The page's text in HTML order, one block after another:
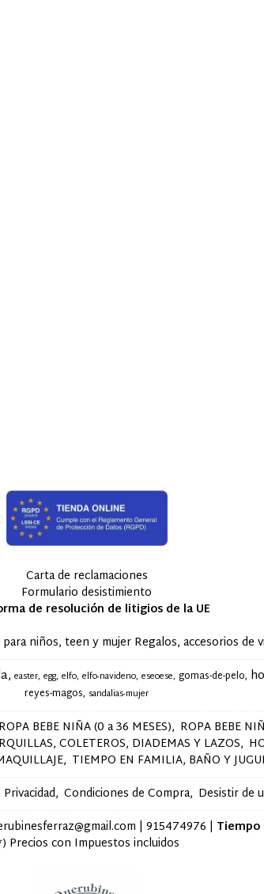
Carta de reclamaciones
Formulario desistimiento
de resolución de litigios de la UE
niños, teen y mujer Regalos, accesorios
easter egg elfo elfo-navideno eseoese gomas-de-pelo
reyes-magos sandalias-mujer
ROPA BEBE NIÑA (0 a 36 MESES) ROPA BEBE
COLETEROS, DIADEMAS Y LAZOS
TIEMPO EN FAMILIA, BAÑO Y
Condiciones de Compra Desistir de
| 915474976 | Tiempo
Precios con Impuestos incluidos